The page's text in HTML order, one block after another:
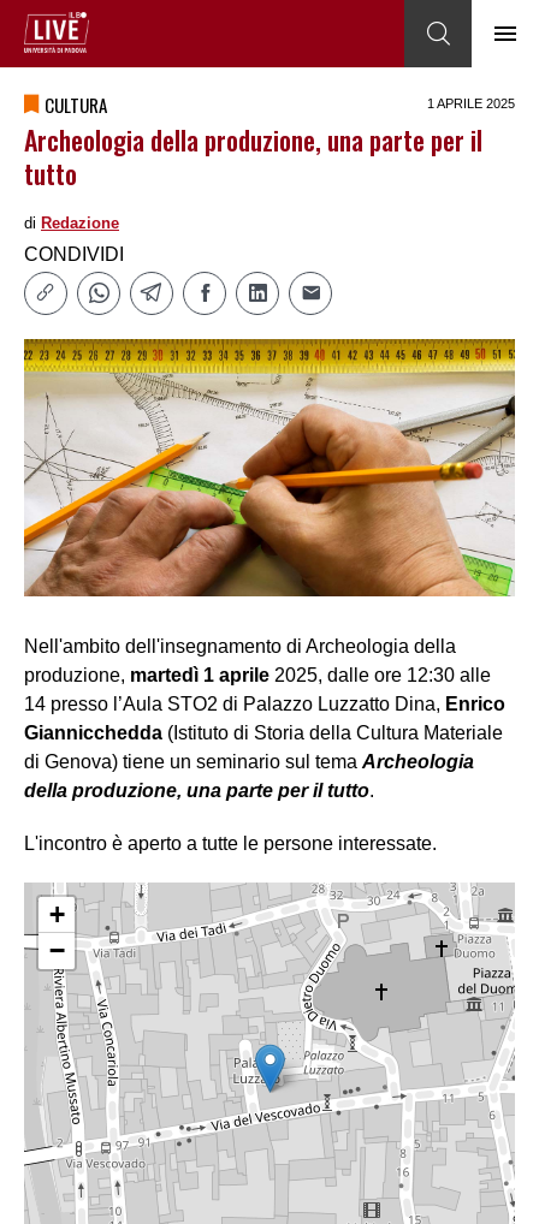
CULTURA 1 APRILE 2025
Archeologia della produzione, una parte per il
tutto
di Redazione
CONDIVIDI
Nell'ambito dell'insegnamento di Archeologia della
produzione, martedì 1 aprile 2025, dalle ore 12:30 alle
14 presso l’Aula STO2 di Palazzo Luzzatto Dina, Enrico
Giannicchedda (Istituto di Storia della Cultura Materiale
di Genova) tiene un seminario sul tema Archeologia
della produzione, una parte per il tutto.
L'incontro è aperto a tutte le persone interessate.
+
−